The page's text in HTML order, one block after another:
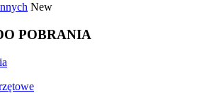
New
POBRANIA